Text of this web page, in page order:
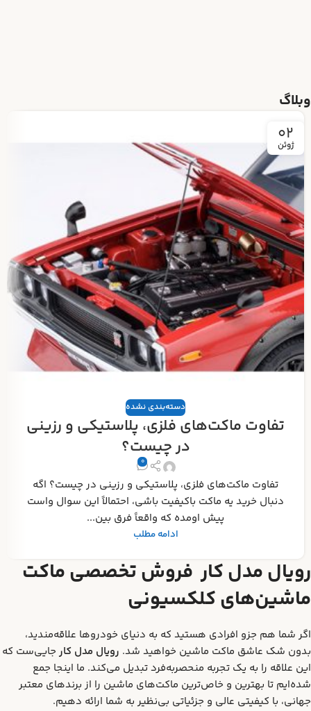
وبلاگ
02
ژوئن
دسته‌بندی نشده
تفاوت ماکت‌های فلزی، پلاستیکی و رزینی
در چیست؟
0
تفاوت ماکت‌های فلزی، پلاستیکی و رزینی در چیست؟ اگه
دنبال خرید یه ماکت باکیفیت باشی، احتمالاً این سوال واست
پیش اومده که واقعاً فرق بین...
ادامه مطلب
رویال مدل کار فروش تخصصی ماکت
ماشین‌های کلکسیونی
اگر شما هم جزو افرادی هستید که به دنیای خودروها علاقه‌مندید،
بدون شک عاشق ماکت ماشین خواهید شد. رویال مدل کار جایی‌ست که
این علاقه را به یک تجربه منحصربه‌فرد تبدیل می‌کند. ما اینجا جمع
شده‌ایم تا بهترین و خاص‌ترین ماکت‌های ماشین را از برندهای معتبر
جهانی، با کیفیتی عالی و جزئیاتی بی‌نظیر به شما ارائه دهیم.